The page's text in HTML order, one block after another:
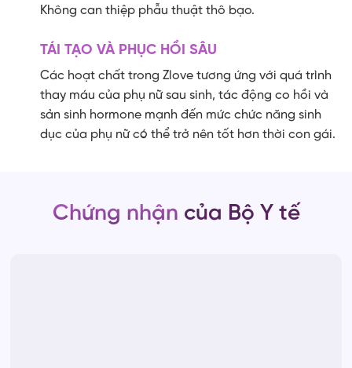
Không can thiệp phẫu thuật thô bạo.
TÁI TẠO VÀ PHỤC HỒI SÂU
Các hoạt chất trong Zlove tương ứng với quá trình
thay máu của phụ nữ sau sinh, tác động co hồi và
sản sinh hormone mạnh đến mức chức năng sinh
dục của phụ nữ có thể trở nên tốt hơn thời con gái.
Chứng nhận của Bộ Y tế